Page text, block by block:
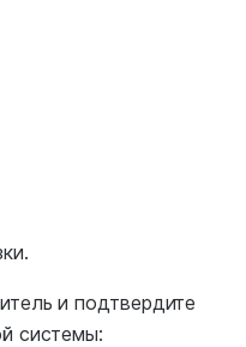
и подтвердите
системы: